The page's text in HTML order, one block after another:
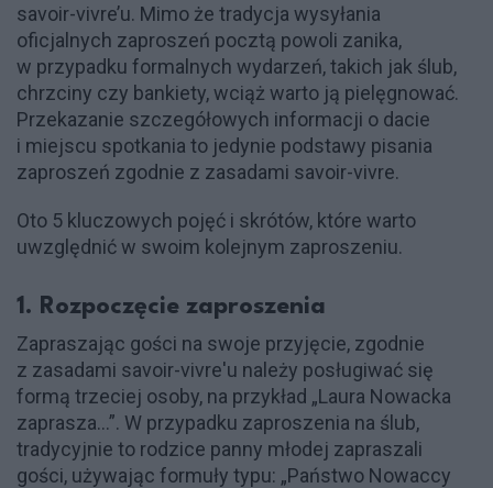
savoir-vivre’u. Mimo że tradycja wysyłania
oficjalnych zaproszeń pocztą powoli zanika,
w przypadku formalnych wydarzeń, takich jak ślub,
chrzciny czy bankiety, wciąż warto ją pielęgnować.
Przekazanie szczegółowych informacji o dacie
i miejscu spotkania to jedynie podstawy pisania
zaproszeń zgodnie z zasadami savoir-vivre.
Oto 5 kluczowych pojęć i skrótów, które warto
uwzględnić w swoim kolejnym zaproszeniu.
1. Rozpoczęcie zaproszenia
Zapraszając gości na swoje przyjęcie, zgodnie
z zasadami savoir-vivre'u należy posługiwać się
formą trzeciej osoby, na przykład „Laura Nowacka
zaprasza...”. W przypadku zaproszenia na ślub,
tradycyjnie to rodzice panny młodej zapraszali
gości, używając formuły typu: „Państwo Nowaccy